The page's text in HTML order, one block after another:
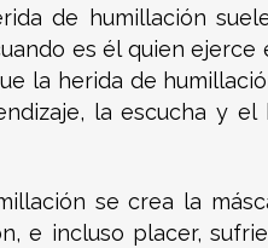
de humillación
es él quien
la herida de
la escucha y
se crea la
e incluso placer,